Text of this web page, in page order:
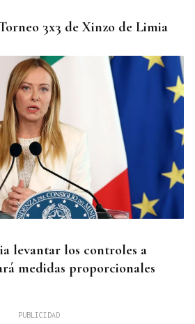
3x3 de Xinzo de Limia
levantar los controles a
medidas proporcionales